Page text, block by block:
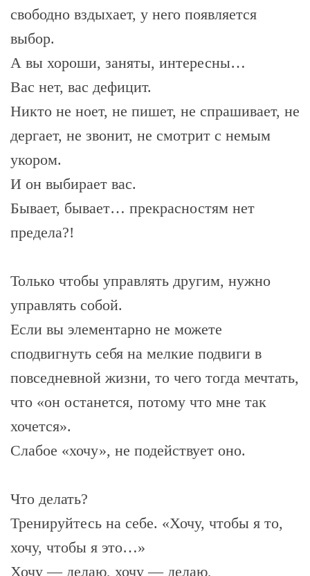
свободно вздыхает, у него появляется
выбор.
А вы хороши, заняты, интересны…
Вас нет, вас дефицит.
Никто не ноет, не пишет, не спрашивает, не
дергает, не звонит, не смотрит с немым
укором.
И он выбирает вас.
Бывает, бывает… прекрасностям нет
предела?!
Только чтобы управлять другим, нужно
управлять собой.
Если вы элементарно не можете
сподвигнуть себя на мелкие подвиги в
повседневной жизни, то чего тогда мечтать,
что «он останется, потому что мне так
хочется».
Слабое «хочу», не подействует оно.
Что делать?
Тренируйтесь на себе. «Хочу, чтобы я то,
хочу, чтобы я это…»
Хочу — делаю, хочу — делаю,